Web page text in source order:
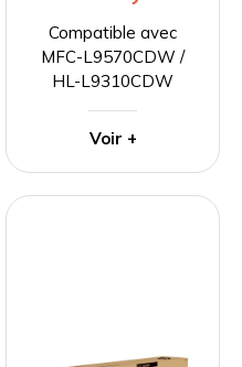
Compatible avec
MFC-L9570CDW /
HL-L9310CDW
Voir +